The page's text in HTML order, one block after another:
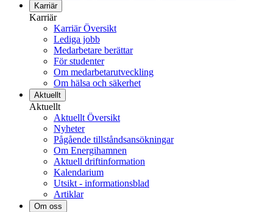
Karriär
Karriär
Karriär Översikt
Lediga jobb
Medarbetare berättar
För studenter
Om medarbetarutveckling
Om hälsa och säkerhet
Aktuellt
Aktuellt
Aktuellt Översikt
Nyheter
Pågående tillståndsansökningar
Om Energihamnen
Aktuell driftinformation
Kalendarium
Utsikt - informationsblad
Artiklar
Om oss